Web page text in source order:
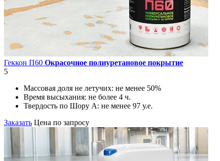
Геккон П60 Окрасочное полиуретановое покрытие
5
Массовая доля не летучих: не менее 50%
Время высыхания: не более 4 ч.
Твердость по Шору А: не менее 97 у.е.
Заказать Цена по запросу